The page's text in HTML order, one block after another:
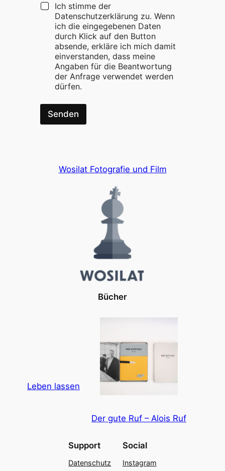
i
Ich stimme der
Datenschutzerklärung zu. Wenn
ich die eingegebenen Daten
durch Klick auf den Button
absende, erkläre ich mich damit
einverstanden, dass meine
Angaben für die Beantwortung
der Anfrage verwendet werden
dürfen.
Senden
Wosilat Fotografie und Film
Bücher
Leben lassen
Der gute Ruf – Alois Ruf
Support
Datenschutz
Social
Instagram